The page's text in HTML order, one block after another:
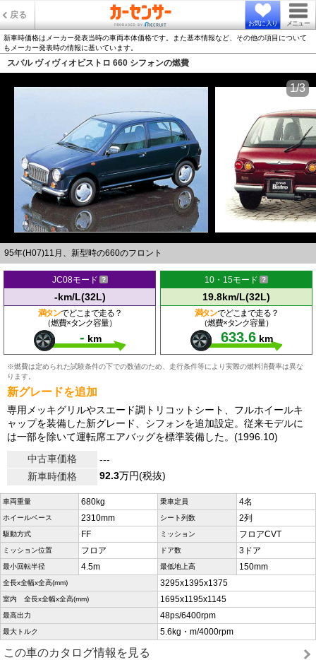
戻る
お気に入り メニュー
新車時価格はメーカー発表当時の車両本体価格です。また基本情報など、その他の項目について
もメーカー発表時の情報に基いています。
スバル ヴィヴィオビストロ 660 シフォンの燃費
95年(H07)11月、新型時の660のフロント
1/3
JC08モード
-km/L(32L)
満タンでどこまで走る？
（燃費×タンク容量）
- km
10・15モード
19.8km/L(32L)
満タンでどこまで走る？
（燃費×タンク容量）
633.6 km
※燃費は定められた試験条件の下での数値のため、走行条件等により実際の燃料消費率は異な
ります。
新グレードを追加
専用メッキグリルやスエード調トリコットシート、フルホイールキ
ャップを装備した新グレード、シフォンを追加設定。従来モデルに
は一部を除いて運転席エアバッグを標準装備した。(1996.10)
中古車価格
---
新車時価格
92.3万円(税抜)
車両重量 680kg 乗車定員 4名
ホイールベース 2310mm シート列数 2列
駆動方式 FF ミッション フロアCVT
ミッション位置 フロア ドア数 3ドア
最小回転半径 4.5m 最低地上高 150mm
全長x全幅x全高(mm) 3295x1395x1375
室内 全長x全幅x全高(mm) 1695x1195x1145
最高出力 48ps/6400rpm
最大トルク 5.6kg・m/4000rpm
この車のカタログ情報を見る